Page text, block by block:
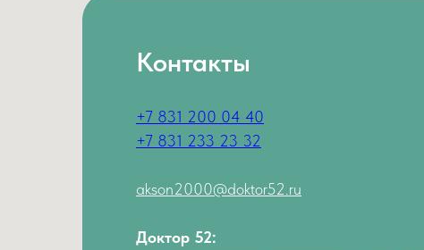
Контакты
+7 831 200 04 40
+7 831 233 23 32
akson2000@doktor52.ru
Доктор 52: